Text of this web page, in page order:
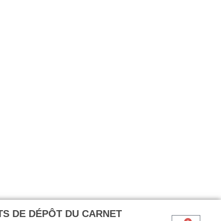
DE DÉPÔT DU CARNET